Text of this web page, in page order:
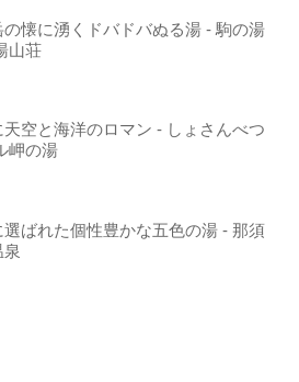
の懐に湧くドバドバぬる湯 - 駒の湯
山荘
空と海洋のロマン - しょさんべつ
岬の湯
ばれた個性豊かな五色の湯 - 那須